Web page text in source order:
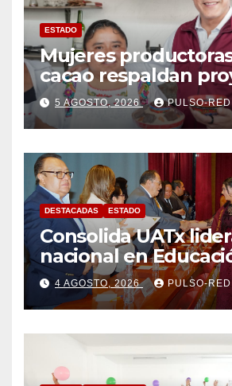
ESTADO
Mujeres
cacao respaldan
Alfonso Sánchez
rumbo a la
Estatal de Morena
5 AGOSTO, 2026 PULSO-RED
DESTACADAS ESTADO
Consolida UATx
nacional en
Especial,
Ciencias de la
4 AGOSTO, 2026 PULSO-RED